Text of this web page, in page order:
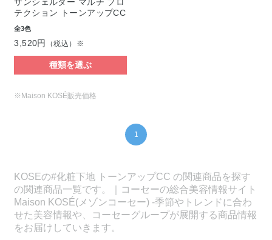
テクション トーンアップCC
全3色
3,520円 （税込）※
種類を選ぶ
※Maison KOSÉ販売価格
1
KOSEの#化粧下地 トーンアップCC の関連商品を探す
の関連商品一覧です。｜コーセーの総合美容情報サイト
Maison KOSÉ(メゾンコーセー) -季節やトレンドに合わ
せた美容情報や、コーセーグループが展開する商品情報
をお届けしていきます。